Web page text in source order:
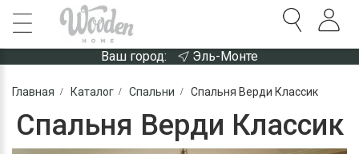
Ваш город: Эль-Монте
Главная Каталог Спальни Спальня Верди Классик
Спальня Верди Классик